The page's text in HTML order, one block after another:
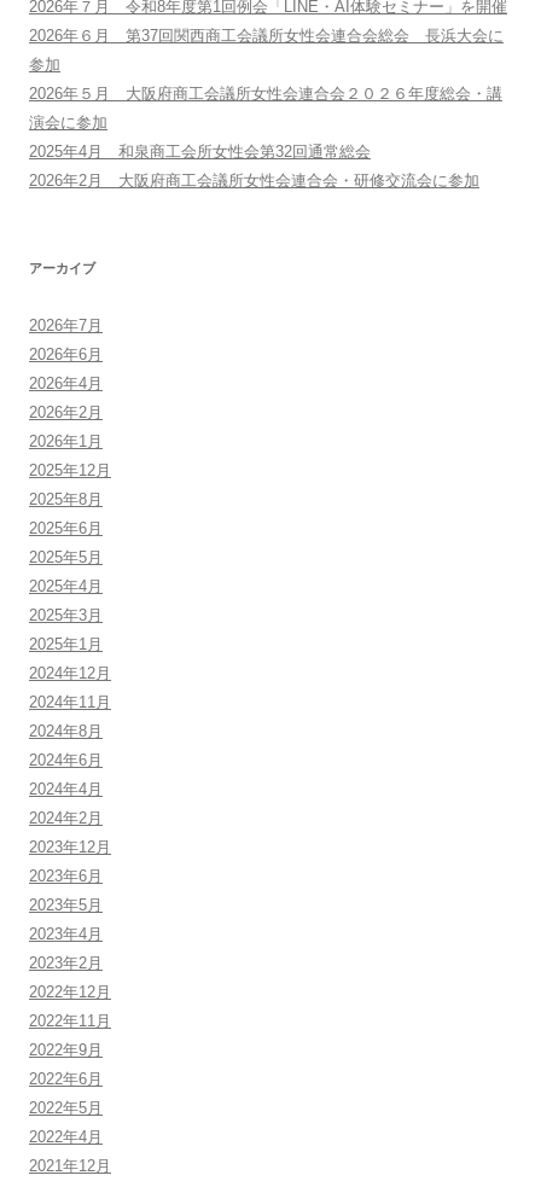
2026年７月 令和8年度第1回例会「LINE・AI体験セミナー」を開催
2026年６月 第37回関西商工会議所女性会連合会総会 長浜大会に
参加
2026年５月 大阪府商工会議所女性会連合会２０２６年度総会・講
演会に参加
2025年4月 和泉商工会所女性会第32回通常総会
2026年2月 大阪府商工会議所女性会連合会・研修交流会に参加
アーカイブ
2026年7月
2026年6月
2026年4月
2026年2月
2026年1月
2025年12月
2025年8月
2025年6月
2025年5月
2025年4月
2025年3月
2025年1月
2024年12月
2024年11月
2024年8月
2024年6月
2024年4月
2024年2月
2023年12月
2023年6月
2023年5月
2023年4月
2023年2月
2022年12月
2022年11月
2022年9月
2022年6月
2022年5月
2022年4月
2021年12月